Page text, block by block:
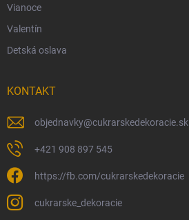
Vianoce
Valentín
Detská oslava
KONTAKT
objednavky@cukrarskedekoracie.sk
+421 908 897 545
https://fb.com/cukrarskedekoracie
cukrarske_dekoracie